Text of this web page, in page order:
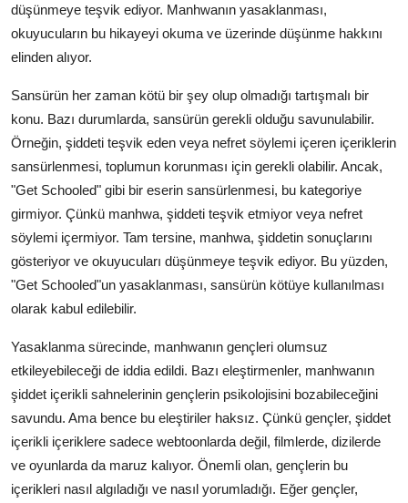
düşünmeye teşvik ediyor. Manhwanın yasaklanması,
okuyucuların bu hikayeyi okuma ve üzerinde düşünme hakkını
elinden alıyor.
Sansürün her zaman kötü bir şey olup olmadığı tartışmalı bir
konu. Bazı durumlarda, sansürün gerekli olduğu savunulabilir.
Örneğin, şiddeti teşvik eden veya nefret söylemi içeren içeriklerin
sansürlenmesi, toplumun korunması için gerekli olabilir. Ancak,
"Get Schooled" gibi bir eserin sansürlenmesi, bu kategoriye
girmiyor. Çünkü manhwa, şiddeti teşvik etmiyor veya nefret
söylemi içermiyor. Tam tersine, manhwa, şiddetin sonuçlarını
gösteriyor ve okuyucuları düşünmeye teşvik ediyor. Bu yüzden,
"Get Schooled"un yasaklanması, sansürün kötüye kullanılması
olarak kabul edilebilir.
Yasaklanma sürecinde, manhwanın gençleri olumsuz
etkileyebileceği de iddia edildi. Bazı eleştirmenler, manhwanın
şiddet içerikli sahnelerinin gençlerin psikolojisini bozabileceğini
savundu. Ama bence bu eleştiriler haksız. Çünkü gençler, şiddet
içerikli içeriklere sadece webtoonlarda değil, filmlerde, dizilerde
ve oyunlarda da maruz kalıyor. Önemli olan, gençlerin bu
içerikleri nasıl algıladığı ve nasıl yorumladığı. Eğer gençler,